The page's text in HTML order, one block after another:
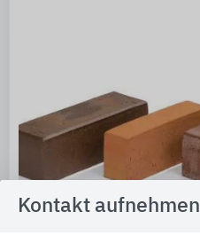
Kontakt aufnehmen